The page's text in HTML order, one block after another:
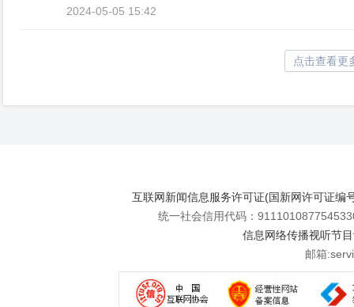
2024-05-05 15:42
点击查看更
互联网新闻信息服务许可证(国新网许可证编
统一社会信用代码：
信息网络传播视听节
邮箱